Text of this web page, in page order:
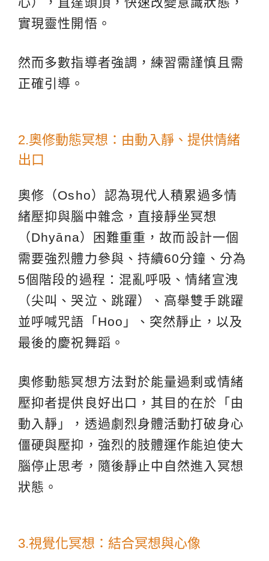
實現靈性開悟。
然而多數指導者強調，練習需謹慎且需
正確引導。
2.奧修動態冥想：由動入靜、提供情緒
出口
奧修（Osho）認為現代人積累過多情
緒壓抑與腦中雜念，直接靜坐冥想
（Dhyāna）困難重重，故而設計一個
需要強烈體力參與、持續60分鐘、分為
5個階段的過程：混亂呼吸、情緒宣洩
（尖叫、哭泣、跳躍）、高舉雙手跳躍
並呼喊咒語「Hoo」、突然靜止，以及
最後的慶祝舞蹈。
奧修動態冥想方法對於能量過剩或情緒
壓抑者提供良好出口，其目的在於「由
動入靜」，透過劇烈身體活動打破身心
僵硬與壓抑，強烈的肢體運作能迫使大
腦停止思考，隨後靜止中自然進入冥想
狀態。
3.視覺化冥想：結合冥想與心像